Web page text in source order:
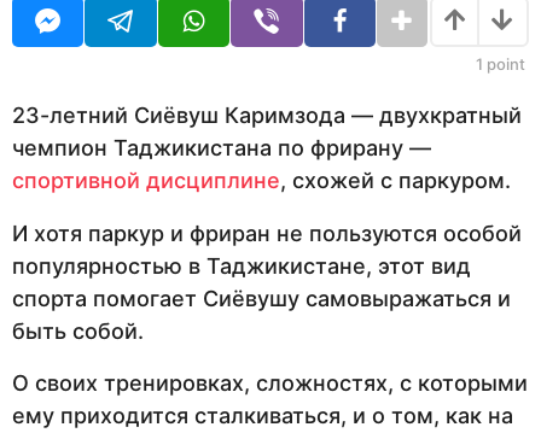
R
н
1 point
23-летний Сиёвуш Каримзода — двухкратный
чемпион Таджикистана по фрирану —
спортивной дисциплине, схожей с паркуром.
И хотя паркур и фриран не пользуются особой
популярностью в Таджикистане, этот вид
спорта помогает Сиёвушу самовыражаться и
быть собой.
О своих тренировках, сложностях, с которыми
ему приходится сталкиваться, и о том, как на